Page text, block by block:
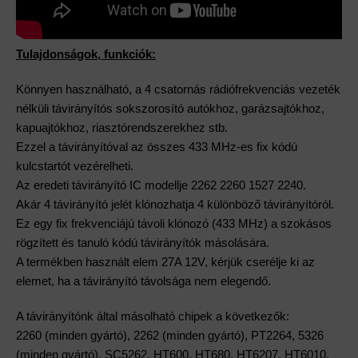
Tulajdonságok, funkciók:
Könnyen használható, a 4 csatornás rádiófrekvenciás vezeték
nélküli távirányítós sokszorosító autókhoz, garázsajtókhoz,
kapuajtókhoz, riasztórendszerekhez stb.
Ezzel a távirányítóval az összes 433 MHz-es fix kódú
kulcstartót vezérelheti.
Az eredeti távirányító IC modellje 2262 2260 1527 2240.
Akár 4 távirányító jelét klónozhatja 4 különböző távirányítóról.
Ez egy fix frekvenciájú távoli klónozó (433 MHz) a szokásos
rögzített és tanuló kódú távirányítók másolására.
A termékben használt elem 27A 12V, kérjük cserélje ki az
elemet, ha a távirányító távolsága nem elegendő.
A távirányítónk által másolható chipek a következők:
2260 (minden gyártó), 2262 (minden gyártó), PT2264, 5326
(minden gyártó), SC5262, HT600, HT680, HT6207, HT6010,